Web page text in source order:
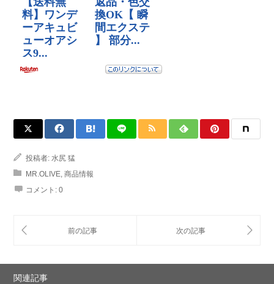
投稿者: 水尻 猛
MR.OLIVE, 商品情報
コメント: 0
関連記事